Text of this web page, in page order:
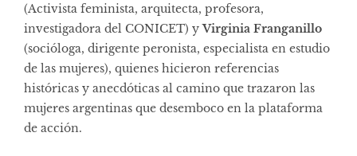
(Activista feminista, arquitecta, profesora,
investigadora del CONICET) yVirginia Franganillo
(socióloga, dirigente peronista, especialista en estudio
de las mujeres), quienes hicieron referencias
históricas y anecdóticas al camino que trazaron las
mujeres argentinas que desemboco en la plataforma
de acción.